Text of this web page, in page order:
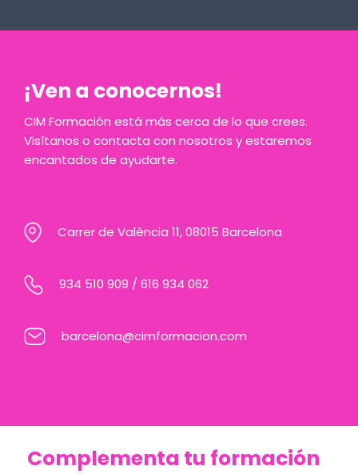
¡Ven a conocernos!
CIM Formación está más cerca de lo que crees.
Visítanos o contacta con nosotros y estaremos
encantados de ayudarte.
Carrer de València 11, 08015 Barcelona
934 510 909 / 616 934 062
barcelona@cimformacion.com
Complementa tu formación